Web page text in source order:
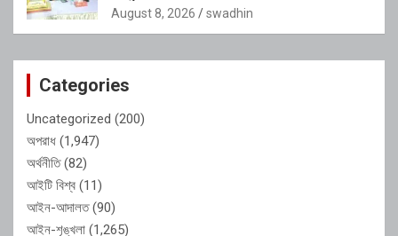
August 8, 2026 swadhin
Categories
Uncategorized (200)
অপরাধ (1,947)
অর্থনীতি(82)
আইটি বিশ্ব (11)
আইন-আদালত(90)
আইন-শৃঙ্খলা (1,265)